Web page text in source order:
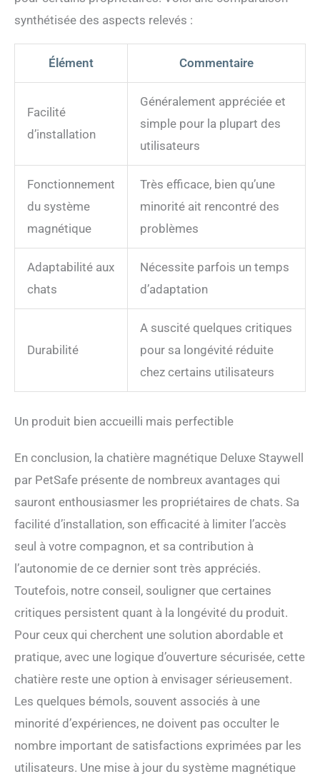
synthétisée des aspects relevés :
Élément Commentaire
Facilité
d’installation
Généralement appréciée et
simple pour la plupart des
utilisateurs
Fonctionnement
du système
magnétique
Très efficace, bien qu’une
minorité ait rencontré des
problèmes
Adaptabilité aux
chats
Nécessite parfois un temps
d’adaptation
Durabilité
A suscité quelques critiques
pour sa longévité réduite
chez certains utilisateurs
Un produit bien accueilli mais perfectible
En conclusion, la chatière magnétique Deluxe Staywell
par PetSafe présente de nombreux avantages qui
sauront enthousiasmer les propriétaires de chats. Sa
facilité d’installation, son efficacité à limiter l’accès
seul à votre compagnon, et sa contribution à
l’autonomie de ce dernier sont très appréciés.
Toutefois, notre conseil, souligner que certaines
critiques persistent quant à la longévité du produit.
Pour ceux qui cherchent une solution abordable et
pratique, avec une logique d’ouverture sécurisée, cette
chatière reste une option à envisager sérieusement.
Les quelques bémols, souvent associés à une
minorité d’expériences, ne doivent pas occulter le
nombre important de satisfactions exprimées par les
utilisateurs. Une mise à jour du système magnétique